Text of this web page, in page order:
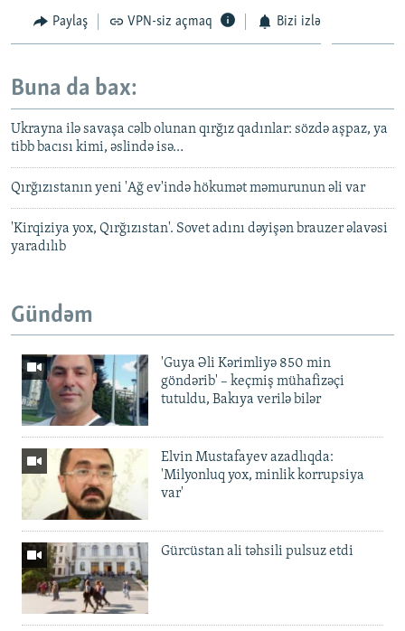
Paylaş VPN-siz açmaq Bizi izlə
Buna da bax:
Ukrayna ilə savaşa cəlb olunan qırğız qadınlar: sözdə aşpaz, ya
tibb bacısı kimi, əslində isə…
Qırğızıstanın yeni 'Ağ ev'ində hökumət məmurunun əli var
'Kirqiziya yox, Qırğızıstan'. Sovet adını dəyişən brauzer əlavəsi
yaradılıb
Gündəm
'Guya Əli Kərimliyə 850 min
göndərib' – keçmiş mühafizəçi
tutuldu, Bakıya verilə bilər
Elvin Mustafayev azadlıqda:
'Milyonluq yox, minlik korrupsiya
var'
Gürcüstan ali təhsili pulsuz etdi